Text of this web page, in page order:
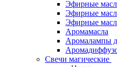
Эфирные
Эфирные
Эфирные
Аромамасла
Аромалампы
Свечи магические